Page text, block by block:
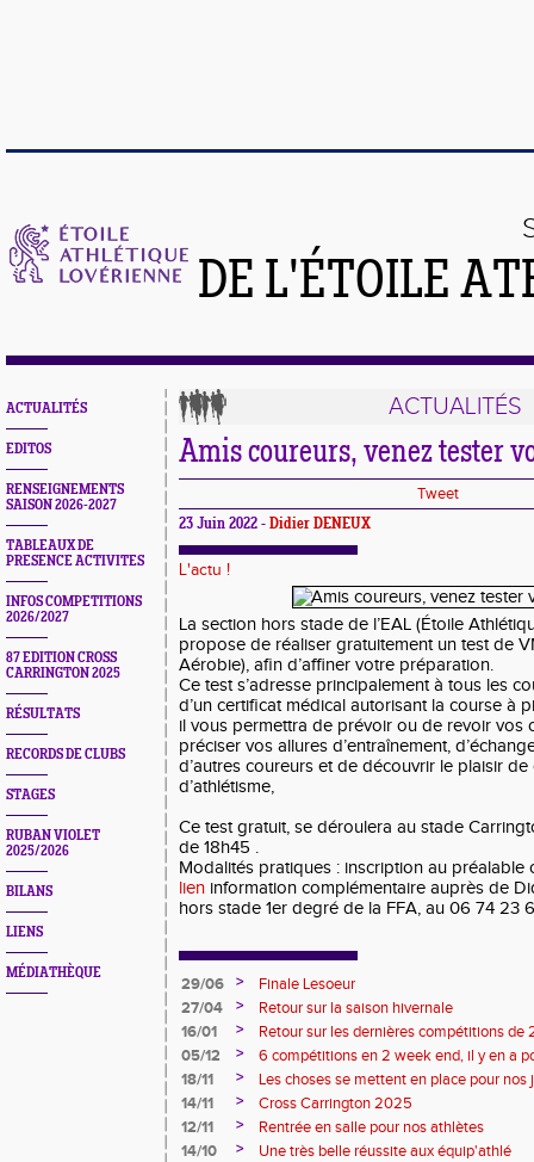
DE L'ÉTOILE
ACTUALITÉS
EDITOS
RENSEIGNEMENTS
SAISON 2026-2027
TABLEAUX DE
PRESENCE ACTIVITES
INFOS COMPETITIONS
2026/2027
87 EDITION CROSS
CARRINGTON 2025
RÉSULTATS
RECORDS DE CLUBS
STAGES
RUBAN VIOLET
2025/2026
BILANS
LIENS
MÉDIATHÈQUE
ACTUALITÉS
Amis coureurs, venez tester
Tweet
23 Juin 2022 - Didier DENEUX
L'actu !
La section hors stade de l’EAL (Étoile
propose de réaliser gratuitement un test de
Aérobie), afin d’affiner votre préparation.
Ce test s’adresse principalement à tous les
d’un certificat médical autorisant la course à
il vous permettra de prévoir ou de revoir vos
préciser vos allures d’entraînement,
d’autres coureurs et de découvrir le plaisir
d’athlétisme,
Ce test gratuit, se déroulera au stade
de 18h45 .
Modalités pratiques : inscription au
lien information complémentaire auprès de
hors stade 1er degré de la FFA, au 06 74 23
29/06 >
Finale Lesoeur
27/04
>
Retour sur la saison hivernale
16/01
>
Retour sur les dernières compétitions de
premières de 2026
05/12 >
6 compétitions en 2 week end, il y en a
18/11
>
Les choses se mettent en place pour nos
14/11
>
Cross Carrington 2025
12/11
>
Rentrée en salle pour nos athlètes
14/10
>
Une très belle réussite aux équip'athlé